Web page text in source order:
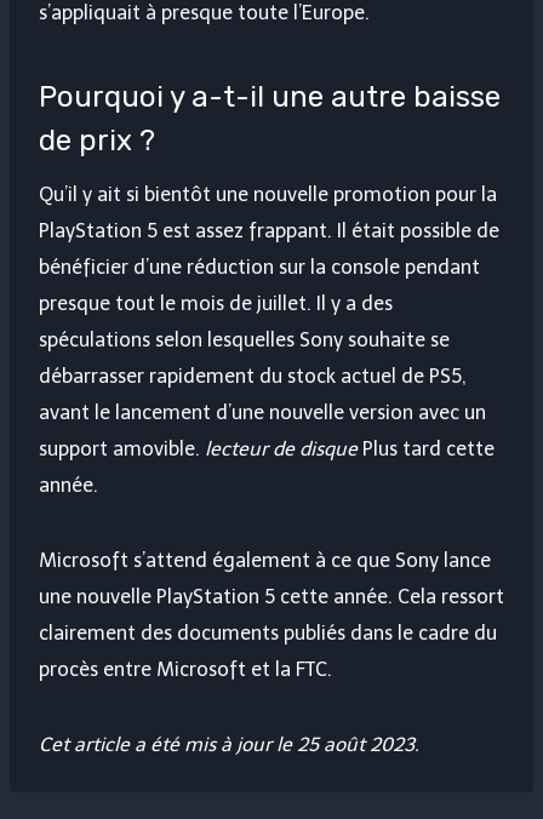
s’appliquait à presque toute l’Europe.
Pourquoi y a-t-il une autre baisse
de prix ?
Qu’il y ait si bientôt une nouvelle promotion pour la
PlayStation 5 est assez frappant. Il était possible de
bénéficier d’une réduction sur la console pendant
presque tout le mois de juillet. Il y a des
spéculations selon lesquelles Sony souhaite se
débarrasser rapidement du stock actuel de PS5,
avant le lancement d’une nouvelle version avec un
support amovible. lecteur de disquePlus tard cette
année.
Microsoft s’attend également à ce que Sony lance
une nouvelle PlayStation 5 cette année. Cela ressort
clairement des documents publiés dans le cadre du
procès entre Microsoft et la FTC.
Cet article a été mis à jour le 25 août 2023.